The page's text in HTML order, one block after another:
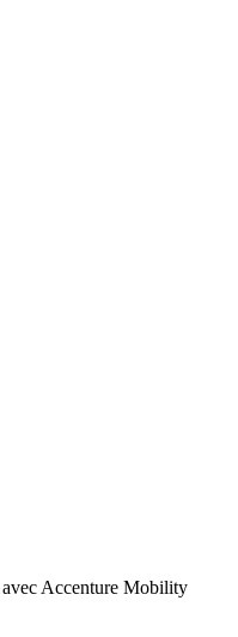
avec Accenture Mobility